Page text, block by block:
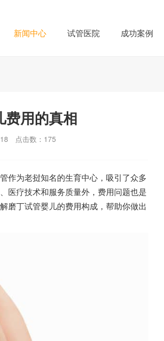
新闻中心 试管医院 成功案例
费用的真相
点击数： 175
作为老挝知名的生育中心，吸引了众多
医疗技术和服务质量外，费用问题也是
磨丁试管婴儿的费用构成，帮助你做出